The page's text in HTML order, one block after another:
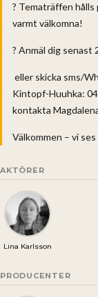
? Tematräffen
varmt välkomna!
? Anmäl dig senast
eller skicka sms/
Kintopf-Huuhka:
kontakta
Välkommen – vi ses
AKTÖRER
Lina Karlsson
PRODUCENTER